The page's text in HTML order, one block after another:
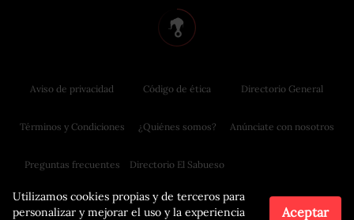
Utilizamos cookies propias y de terceros para
personalizar y mejorar el uso y la experiencia
Aceptar
Aviso de privacidad
Términos y Condiciones
Preguntas frecuentes
Código de ética
¿Quiénes somos?
Directorio El Sabueso
Directorio General
Anúnciate con nosotros